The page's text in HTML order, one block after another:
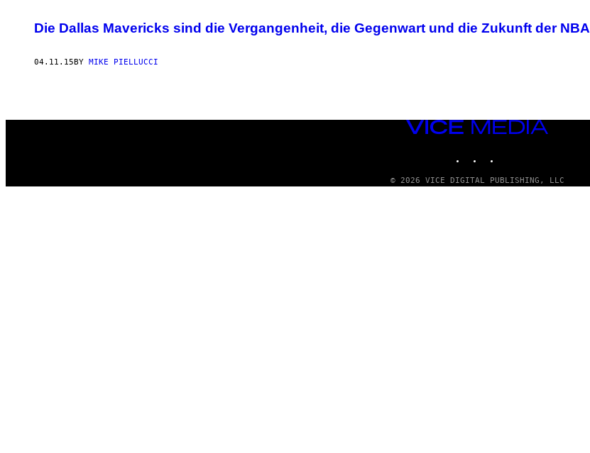
Die Dallas Mavericks sind die Vergangenheit, die Gegenwart und die Zukunft der NBA
04.11.15 BY MIKE PIELLUCCI
VICE
© 2026 VICE DIGITAL PUBLISHING, LLC